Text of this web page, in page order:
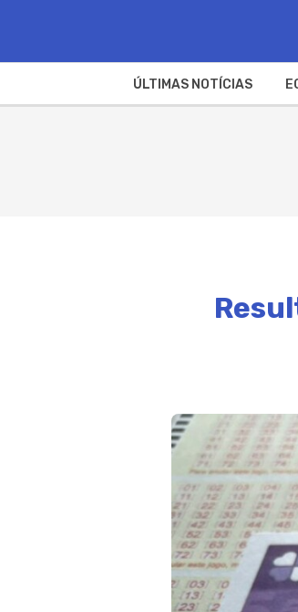
ÚLTIMAS NOTÍCIAS